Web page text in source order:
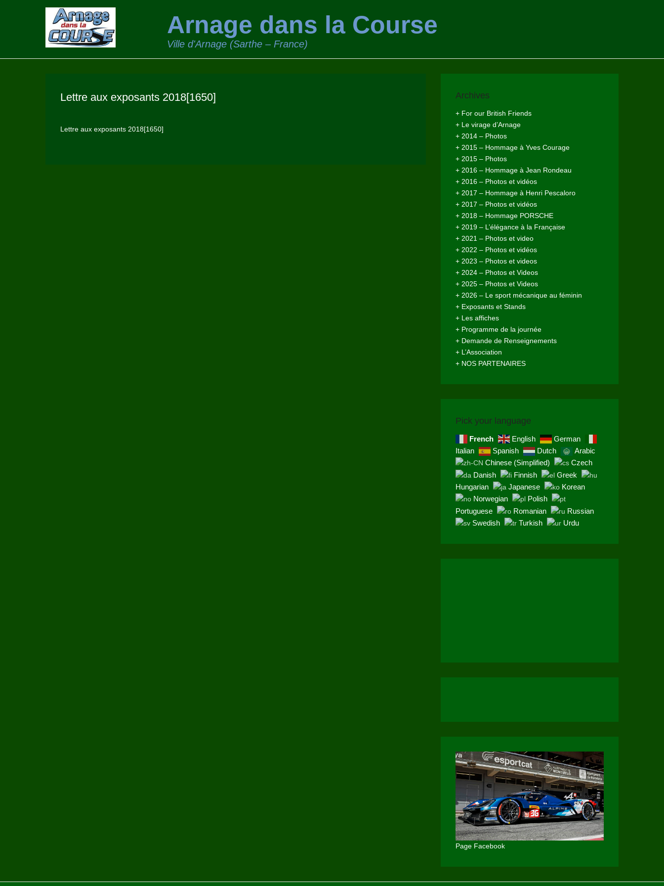
Arnage dans la Course
Ville d'Arnage (Sarthe – France)
Lettre aux exposants 2018[1650]
Lettre aux exposants 2018[1650]
Archives
+ For our British Friends
+ Le virage d’Arnage
+ 2014 – Photos
+ 2015 – Hommage à Yves Courage
+ 2015 – Photos
+ 2016 – Hommage à Jean Rondeau
+ 2016 – Photos et vidéos
+ 2017 – Hommage à Henri Pescaloro
+ 2017 – Photos et vidéos
+ 2018 – Hommage PORSCHE
+ 2019 – L’élégance à la Française
+ 2021 – Photos et video
+ 2022 – Photos et vidéos
+ 2023 – Photos et videos
+ 2024 – Photos et Videos
+ 2025 – Photos et Videos
+ 2026 – Le sport mécanique au féminin
+ Exposants et Stands
+ Les affiches
+ Programme de la journée
+ Demande de Renseignements
+ L’Association
+ NOS PARTENAIRES
Pick your language
French English
German
Italian
Spanish Dutch
Arabic
Chinese (Simplified)
Czech
Danish
Finnish
Greek
Hungarian
Japanese
Korean
Norwegian
Polish
Portuguese
Romanian
Russian
Swedish
Turkish Urdu
Page Facebook